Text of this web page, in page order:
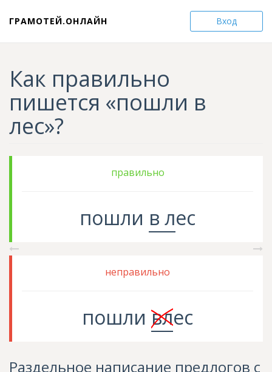
Вход
ГРАМОТЕЙ.ОНЛАЙН
Как правильно
пишется «пошли в
лес»?
правильно
пошли в лес
неправильно
пошли влес
Раздельное написание предлогов с